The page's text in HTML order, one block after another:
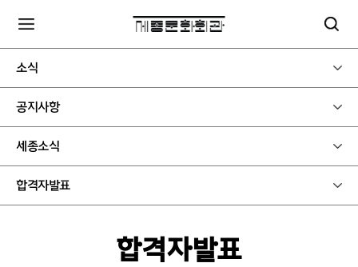
소식
공지사항
세종소식
합격자발표
합격자발표